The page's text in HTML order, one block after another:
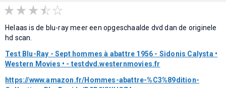
Helaas is de blu-ray meer een opgeschaalde dvd dan de originele
hd scan.
Test Blu-Ray - Sept hommes à abattre 1956 - Sidonis Calysta •
Western Movies • - testdvd.westernmovies.fr
https://www.amazon.fr/Hommes-abattre-%C3%89dition-